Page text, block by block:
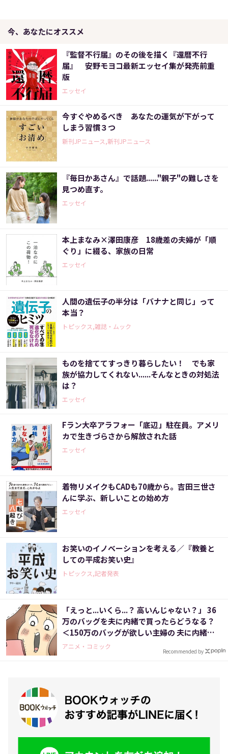
今、あなたにオススメ
『監督不行届』のその後を描く『還暦不行
届』 安野モヨコ最新エッセイ集が発売前重
版
エッセイ
今すぐやめるべき あなたの運気が下がって
しまう習慣３つ
新刊JPニュース,新刊JPニュース
『毎日かあさん』で話題......"親子"の難しさを
見つめ直す。
エッセイ
本上まなみ×澤田康彦 18歳差の夫婦が「順
ぐり」に綴る、家族の日常
エッセイ
人間の遺伝子の半分は「バナナと同じ」って
本当？
トピックス,雑誌・ムック
ものを捨ててすっきり暮らしたい！ でも家
族が協力してくれない......そんなときの対処法
は？
エッセイ
Fラン大卒アラフォー「底辺」駐在員。アメリ
カで生きづらさから解放された話
エッセイ
着物リメイクもCADも70歳から。吉田三世さ
んに学ぶ、新しいことの始め方
エッセイ
お笑いのイノベーションを考える／『教養と
しての平成お笑い史』
トピックス,記者発表
「えっと...いくら...？ 高いんじゃない？」 36
万のバッグを夫に内緒で買ったらどうなる？
＜150万のバッグが欲しい主婦の 夫に内緒の
買い物日記（5）＞
アニメ・コミック
Recommended by